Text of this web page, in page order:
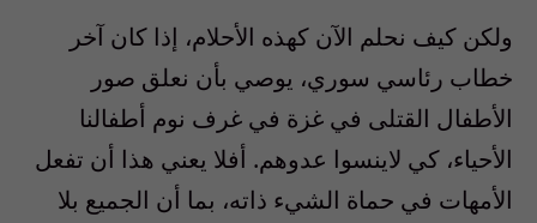
ولكن كيف نحلم الآن كهذه الأحلام، إذا كان آخر
خطاب رئاسي سوري، يوصي بأن نعلق صور
الأطفال القتلى في غزة في غرف نوم أطفالنا
الأحياء، كي لاينسوا عدوهم. أفلا يعني هذا أن تفعل
الأمهات في حماة الشيء ذاته، بما أن الجميع بلا